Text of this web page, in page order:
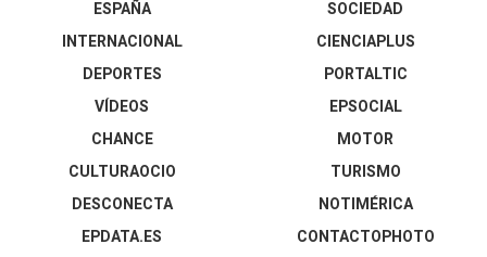
ESPAÑA
INTERNACIONAL
DEPORTES
VÍDEOS
SOCIEDAD
CIENCIAPLUS
PORTALTIC
EPSOCIAL
CHANCE
CULTURAOCIO
DESCONECTA
EPDATA.ES
MOTOR
TURISMO
NOTIMÉRICA
CONTACTOPHOTO